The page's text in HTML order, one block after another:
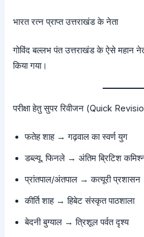
भारत रत्न प्राप्त उत्तराखंड के नेता
गोविंद बल्लभ पंत उत्तराखंड के ऐसे महान
किया गया।
परीक्षा हेतु सुपर रिवीजन (Quick
फतेह शाह → गढ़वाल का स्वर्ण युग
डब्ल्यू. फिनले → अंतिम ब्रिटिश
प्रांतपाल/अंतपाल → कत्यूरी प्रशासन
कीर्ति शाह → हिबेट संस्कृत पाठशाला
बेदनी बुग्याल → त्रिशूल पर्वत दृश्य